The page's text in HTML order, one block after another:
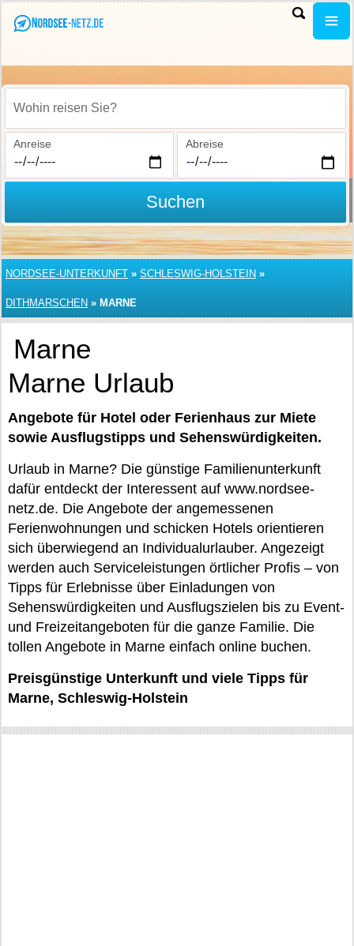
Wohin reisen Sie?
Anreise Abreise
Suchen
NORDSEE-UNTERKUNFT » SCHLESWIG-HOLSTEIN »
DITHMARSCHEN » MARNE
Marne
Marne Urlaub
Angebote für Hotel oder Ferienhaus zur Miete
sowie Ausflugstipps und Sehenswürdigkeiten.
Urlaub in Marne? Die günstige Familienunterkunft
dafür entdeckt der Interessent auf www.nordsee-
netz.de. Die Angebote der angemessenen
Ferienwohnungen und schicken Hotels orientieren
sich überwiegend an Individualurlauber. Angezeigt
werden auch Serviceleistungen örtlicher Profis – von
Tipps für Erlebnisse über Einladungen von
Sehenswürdigkeiten und Ausflugszielen bis zu Event-
und Freizeitangeboten für die ganze Familie. Die
tollen Angebote in Marne einfach online buchen.
Preisgünstige Unterkunft und viele Tipps für
Marne, Schleswig-Holstein